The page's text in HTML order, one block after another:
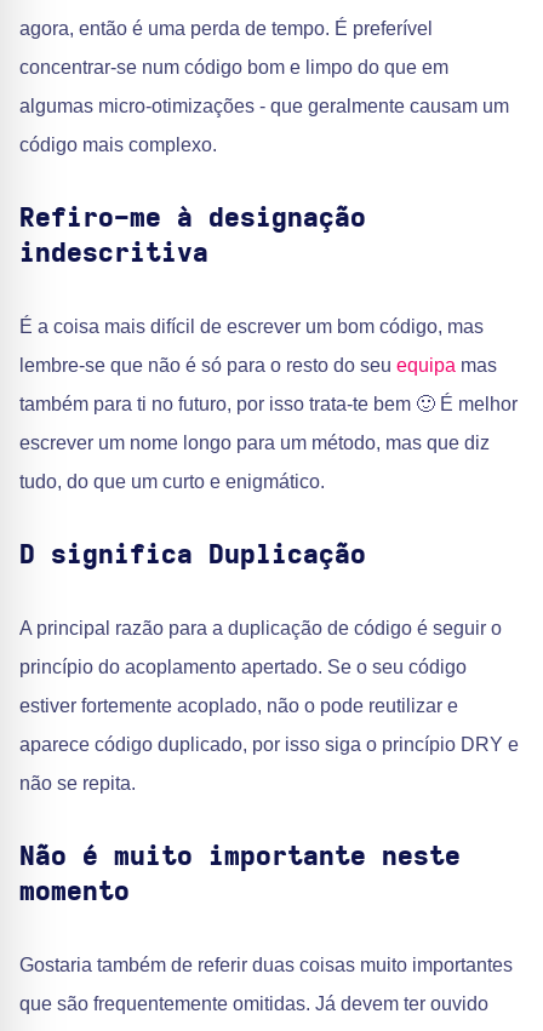
agora, então é uma perda de tempo. É preferível
concentrar-se num código bom e limpo do que em
algumas micro-otimizações - que geralmente causam um
código mais complexo.
Refiro-me à designação
indescritiva
É a coisa mais difícil de escrever um bom código, mas
lembre-se que não é só para o resto do seu equipa mas
também para ti no futuro, por isso trata-te bem 🙂 É melhor
escrever um nome longo para um método, mas que diz
tudo, do que um curto e enigmático.
D significa Duplicação
A principal razão para a duplicação de código é seguir o
princípio do acoplamento apertado. Se o seu código
estiver fortemente acoplado, não o pode reutilizar e
aparece código duplicado, por isso siga o princípio DRY e
não se repita.
Não é muito importante neste
momento
Gostaria também de referir duas coisas muito importantes
que são frequentemente omitidas. Já devem ter ouvido